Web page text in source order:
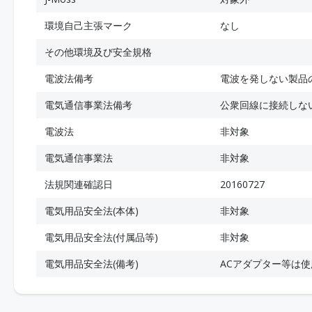
環境自己主張マーク
なし
その他環境及び安全規格
電波法備考
電波を発しない製品
電気通信事業法備考
公衆回線に接続しな
電波法
非対象
電気通信事業法
非対象
法規関連確認日
20160727
電気用品安全法(本体)
非対象
電気用品安全法(付属品等)
非対象
電気用品安全法(備考)
ACアダプター等は